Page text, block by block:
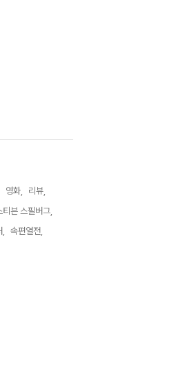
영화,
리뷰,
티븐 스필버그,
속편열전,